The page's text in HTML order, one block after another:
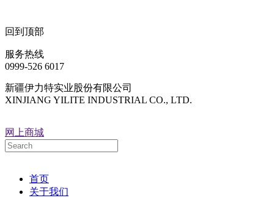
回到顶部
服务热线
0999-526 6017
新疆伊力特实业股份有限公司
XINJIANG YILITE INDUSTRIAL CO., LTD.
网上商城
首页
关于我们